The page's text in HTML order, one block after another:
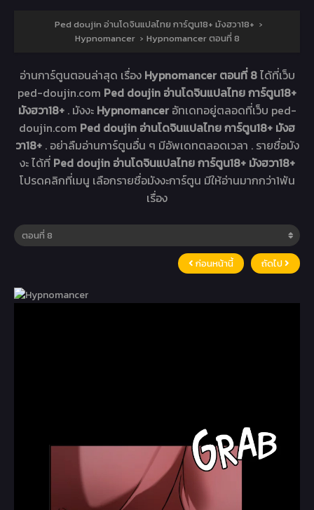
Ped doujin อ่านโดจินแปลไทย การ์ตูน18+ มังฮวา18+ ›
Hypnomancer › Hypnomancer ตอนที่ 8
อ่านการ์ตูนตอนล่าสุด เรื่อง Hypnomancer ตอนที่ 8ได้ที่เว็บ
ped-doujin.com Ped doujin อ่านโดจินแปลไทย การ์ตูน18+
มังฮวา18+ . มังงะ Hypnomancer อัทเดทอยู่ตลอดที่เว็บ ped-
doujin.com Ped doujin อ่านโดจินแปลไทย การ์ตูน18+ มังฮ
วา18+ . อย่าลืมอ่านการ์ตูนอื่น ๆ มีอัพเดทตลอดเวลา . รายชื่อมัง
งะ ได้ที่ Ped doujin อ่านโดจินแปลไทย การ์ตูน18+ มังฮวา18+
โปรดคลิกที่เมนู เลือกรายชื่อมังงะการ์ตูน มีให้อ่านมากกว่า1พัน
เรื่อง
ก่อนหน้านี้ ถัดไป